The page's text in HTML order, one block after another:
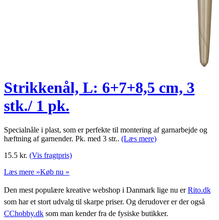
Strikkenål, L: 6+7+8,5 cm, 3
stk./ 1 pk.
Specialnåle i plast, som er perfekte til montering af garnarbejde og
hæftning af garnender. Pk. med 3 str.. (Læs mere)
15.5 kr. (Vis fragtpris)
Læs mere »Køb nu »
Den mest populære kreative webshop i Danmark lige nu erRito.dk
som har et stort udvalg til skarpe priser. Og derudover er der også
CChobby.dk som man kender fra de fysiske butikker.